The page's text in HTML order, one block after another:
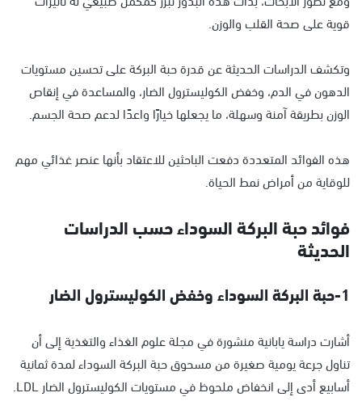
قوية على صحة القلب والوزن.
وتكشف الدراسات الحديثة عن قدرة حبة البركة على تحسين مستويات
الدهون في الدم، وخفض الكوليسترول الضار، والمساعدة في إنقاص
الوزن بطريقة آمنة وسهلة، ما يجعلها خيارًا واعدًا لدعم صحة الجسم.
هذه الفوائد المتعددة دفعت الباحثين للاعتقاد بأنها عنصر غذائي مهم
للوقاية من أمراض نمط الحياة.
فوائد حبة البركة السوداء حسب الدراسات
الحديثة
1-حبة البركة السوداء وخفض الكوليسترول الضار
أشارت دراسة يابانية منشورة في مجلة علوم الغذاء والتغذية إلى أن
تناول جرعة يومية صغيرة من مسحوق حبة البركة السوداء لمدة ثمانية
أسابيع أدى إلى انخفاض ملحوظ في مستويات الكوليسترول الضار LDL.